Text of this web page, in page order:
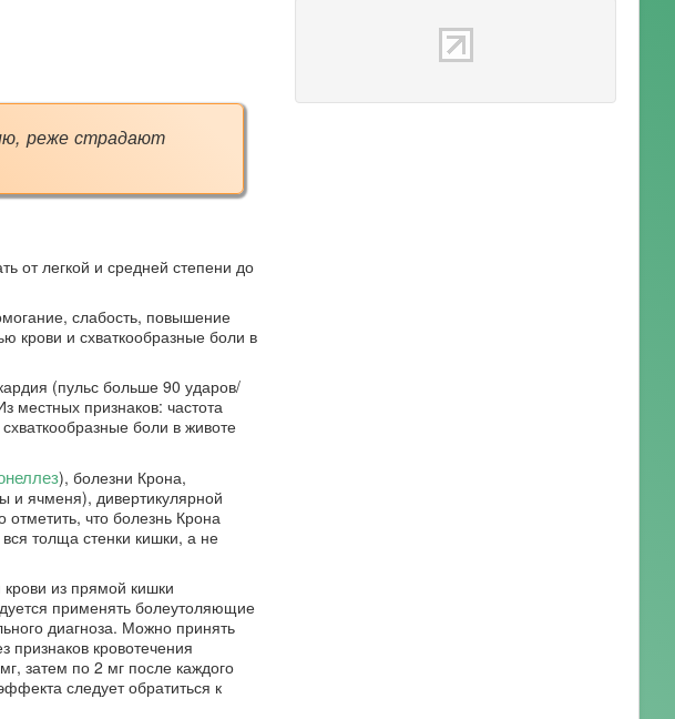
реже страдают
от легкой и средней степени до
слабость, повышение
крови и схваткообразные боли в
(пульс больше 90 ударов/
местных признаков: частота
боли в животе
), болезни Крона,
и ячменя), дивертикулярной
отметить, что болезнь Крона
толща стенки кишки, а не
из прямой кишки
применять болеутоляющие
диагноза. Можно принять
признаков кровотечения
затем по 2 мг после каждого
следует обратиться к